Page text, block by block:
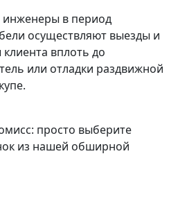
в период
осуществляют выезды и
вплоть до
или отладки раздвижной
просто выберите
из нашей обширной